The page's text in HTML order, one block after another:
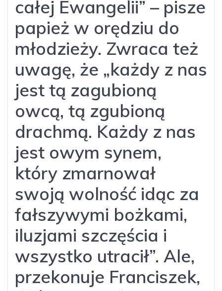
całej Ewangelii” – pisze
papież w orędziu do
młodzieży. Zwraca też
uwagę, że „każdy z nas
jest tą zagubioną
owcą, tą zgubioną
drachmą. Każdy z nas
jest owym synem,
który zmarnował
swoją wolność idąc za
fałszywymi bożkami,
iluzjami szczęścia i
wszystko utracił”. Ale,
przekonuje Franciszek,